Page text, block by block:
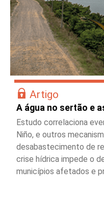
Artigo
A água no sertão e
Estudo correlaciona
Niño, e outros
desabastecimento de
crise hídrica impede o
municípios afetados e